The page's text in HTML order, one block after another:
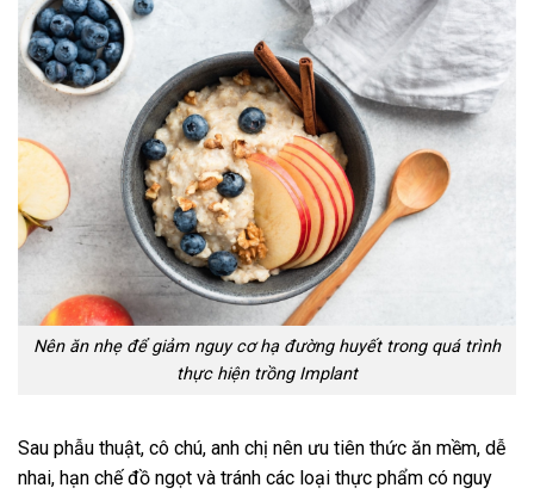
Nên ăn nhẹ để giảm nguy cơ hạ đường huyết trong quá trình
thực hiện trồng Implant
Sau phẫu thuật, cô chú, anh chị nên ưu tiên thức ăn mềm, dễ
nhai, hạn chế đồ ngọt và tránh các loại thực phẩm có nguy